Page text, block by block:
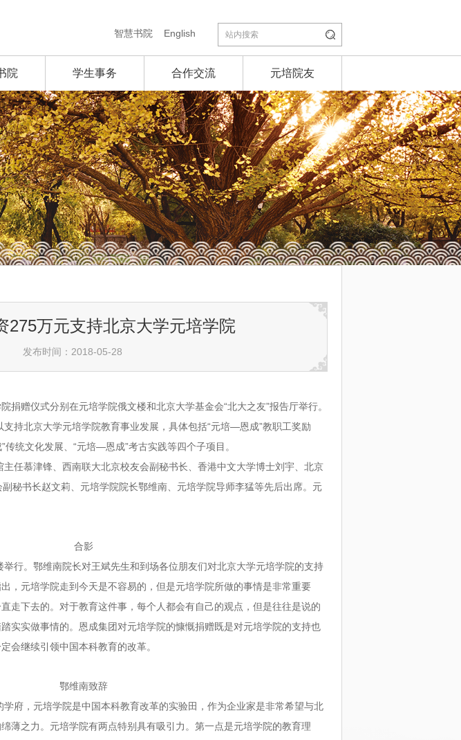
智慧书院 English
院 学生事务 合作交流 元培院友
275万元支持北京大学元培学院
发布时间：2018-05-28
捐赠仪式分别在元培学院俄文楼和北京大学基金会“北大之友”报告厅举行。
支持北京大学元培学院教育事业发展，具体包括“元培—恩成”教职工奖励
”传统文化发展、 “元培—恩成”考古实践等四个子项目。
任慕津锋、西南联大北京校友会副秘书长、香港中文大学博士刘宇、北京
秘书长赵文莉、元培学院院长鄂维南、元培学院导师李猛等先后出席。元
合影
行。鄂维南院长对王斌先生和到场各位朋友们对北京大学元培学院的支持
，元培学院走到今天是不容易的，但是元培学院所做的事情是非常重要
走下去的。对于教育这件事，每个人都会有自己的观点，但是往往是说的
实实做事情的。恩成集团对元培学院的慷慨捐赠既是对元培学院的支持也
会继续引领中国本科教育的改革。
鄂维南致辞
府，元培学院是中国本科教育改革的实验田，作为企业家是非常希望与北
薄之力。元培学院有两点特别具有吸引力。第一点是元培学院的教育理